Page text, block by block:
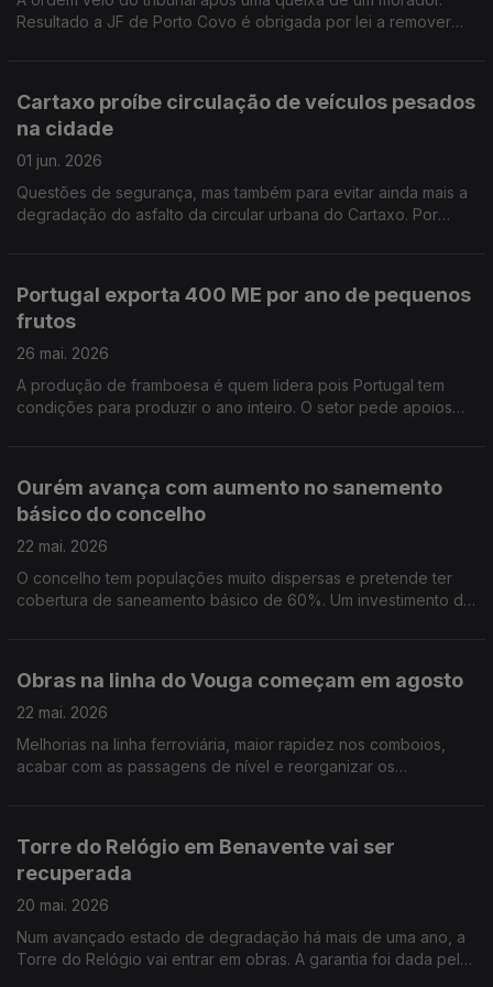
Resultado a JF de Porto Covo é obrigada por lei a remover
Cartaxo proíbe circulação de veículos pesados
na cidade
01 jun. 2026
Questões de segurança, mas também para evitar ainda mais a
degradação do asfalto da circular urbana do Cartaxo. Por
Portugal exporta 400 ME por ano de pequenos
frutos
26 mai. 2026
A produção de framboesa é quem lidera pois Portugal tem
condições para produzir o ano inteiro. O setor pede apoios
Ourém avança com aumento no sanemento
básico do concelho
22 mai. 2026
O concelho tem populações muito dispersas e pretende ter
cobertura de saneamento básico de 60%. Um investimento de
Obras na linha do Vouga começam em agosto
22 mai. 2026
Melhorias na linha ferroviária, maior rapidez nos comboios,
acabar com as passagens de nível e reorganizar os
Torre do Relógio em Benavente vai ser
recuperada
20 mai. 2026
Num avançado estado de degradação há mais de uma ano, a
Torre do Relógio vai entrar em obras. A garantia foi dada pela